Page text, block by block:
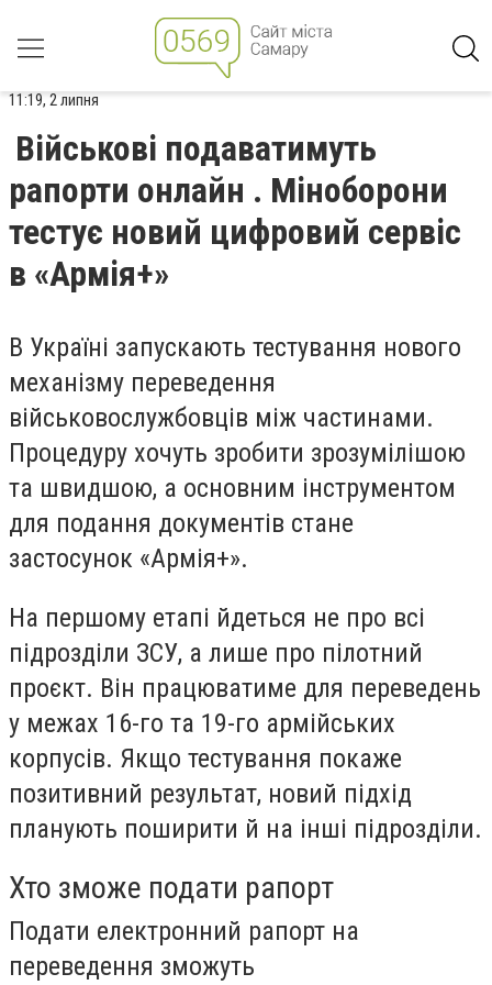
11:19, 2 липня
Військові подаватимуть
рапорти онлайн . Міноборони
тестує новий цифровий сервіс
в «Армія+»
В Україні запускають тестування нового
механізму переведення
військовослужбовців між частинами.
Процедуру хочуть зробити зрозумілішою
та швидшою, а основним інструментом
для подання документів стане
застосунок «Армія+».
На першому етапі йдеться не про всі
підрозділи ЗСУ, а лише про пілотний
проєкт. Він працюватиме для переведень
у межах 16-го та 19-го армійських
корпусів. Якщо тестування покаже
позитивний результат, новий підхід
планують поширити й на інші підрозділи.
Хто зможе подати рапорт
Подати електронний рапорт на
переведення зможуть